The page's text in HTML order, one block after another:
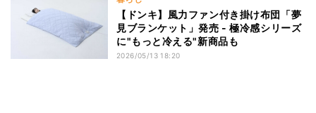
【ドンキ】風力ファン付き掛け布団「夢
見ブランケット」発売 - 極冷感シリーズ
に"もっと冷える"新商品も
2026/05/13 18:20